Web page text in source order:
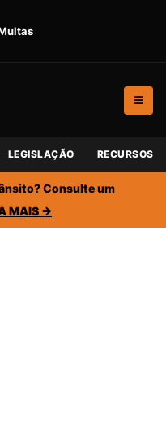
☰
LEGISLAÇÃO RECURSOS
Consulte um
MAIS →